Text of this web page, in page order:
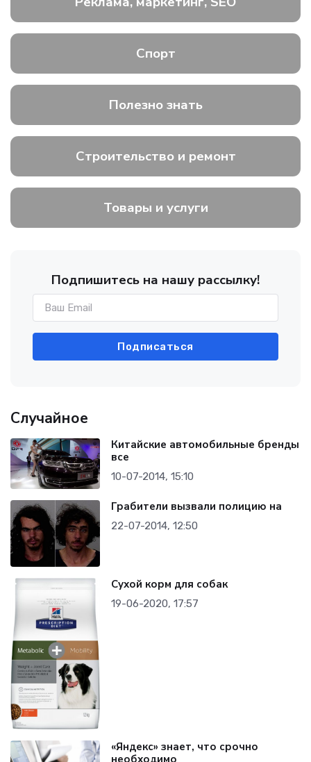
Спорт
Полезно знать
Строительство и ремонт
Товары и услуги
Подпишитесь на нашу рассылку!
Подписаться
Случайное
Китайские автомобильные бренды
все
10-07-2014, 15:10
Грабители вызвали полицию на
22-07-2014, 12:50
Сухой корм для собак
19-06-2020, 17:57
«Яндекс» знает, что срочно